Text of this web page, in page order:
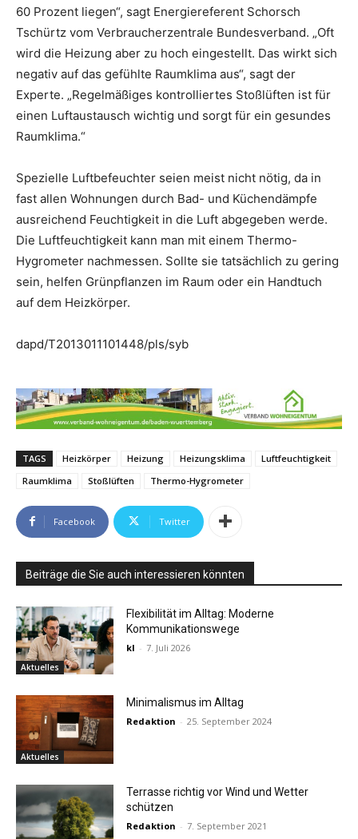
60 Prozent liegen“, sagt Energiereferent Schorsch
Tschürtz vom Verbraucherzentrale Bundesverband. „Oft
wird die Heizung aber zu hoch eingestellt. Das wirkt sich
negativ auf das gefühlte Raumklima aus“, sagt der
Experte. „Regelmäßiges kontrolliertes Stoßlüften ist für
einen Luftaustausch wichtig und sorgt für ein gesundes
Raumklima.“
Spezielle Luftbefeuchter seien meist nicht nötig, da in
fast allen Wohnungen durch Bad- und Küchendämpfe
ausreichend Feuchtigkeit in die Luft abgegeben werde.
Die Luftfeuchtigkeit kann man mit einem Thermo-
Hygrometer nachmessen. Sollte sie tatsächlich zu gering
sein, helfen Grünpflanzen im Raum oder ein Handtuch
auf dem Heizkörper.
dapd/T2013011101448/pls/syb
TAGS Heizkörper Heizung Heizungsklima
Luftfeuchtigkeit
Raumklima
Stoßlüften Thermo-Hygrometer
Facebook Twitter
Beiträge die Sie auch interessieren könnten
Aktuelles
Flexibilität im Alltag: Moderne
Kommunikationswege
kl - 7. Juli 2026
Aktuelles
Minimalismus im Alltag
Redaktion - 25. September 2024
Terrasse richtig vor Wind und Wetter
schützen
Redaktion - 7. September 2021